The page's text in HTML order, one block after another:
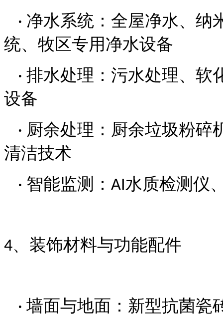
· 净水系统：全屋净水、纳
统、牧区专用净水设备
· 排水处理：污水处理、软
设备
· 厨余处理：厨余垃圾粉碎
清洁技术
· 智能监测： AI水质检测仪
4、装饰材料与功能配件
· 墙面与地面：新型抗菌瓷